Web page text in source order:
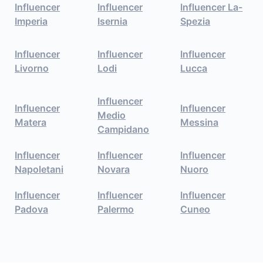
Influencer
Imperia
Influencer
Isernia
Influencer La-
Spezia
Influencer
Livorno
Influencer
Lodi
Influencer
Lucca
Influencer
Matera
Influencer
Medio
Campidano
Influencer
Messina
Influencer
Napoletani
Influencer
Novara
Influencer
Nuoro
Influencer
Padova
Influencer
Palermo
Influencer
Cuneo